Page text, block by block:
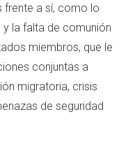
frente a sí, como lo
la falta de comunión
miembros, que le
conjuntas a
migratoria, crisis
de seguridad